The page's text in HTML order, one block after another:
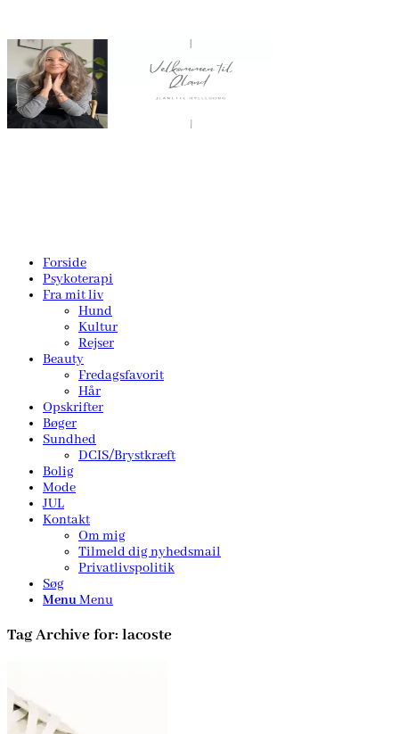
Forside
Psykoterapi
Fra mit liv
Hund
Kultur
Rejser
Beauty
Fredagsfavorit
Hår
Opskrifter
Bøger
Sundhed
DCIS/Brystkræft
Bolig
Mode
JUL
Kontakt
Om mig
Tilmeld dig nyhedsmail
Privatlivspolitik
Søg
MenuMenu
Tag Archive for: lacoste